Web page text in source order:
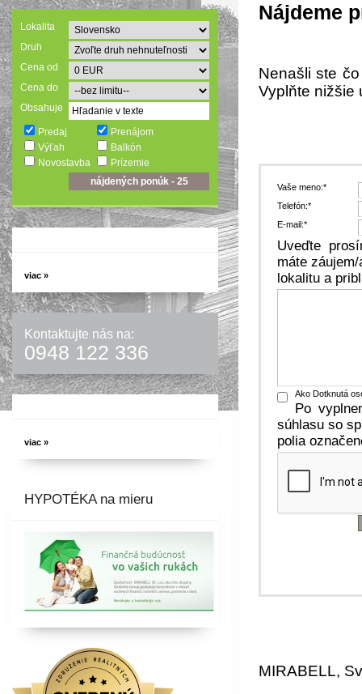
Lokalita
Druh
Cena od
Cena do
Obsahuje
Predaj
Prenájom
Výťah
Balkón
Novostavba
Prízemie
viac »
Kontaktujte nás na:
0948 122 336
viac »
HYPOTÉKA na mieru
Nájdeme
Nenašli ste
Vyplňte nižšie
Vaše meno:*
Telefón:*
E-mail:*
Uveďte
máte
lokalitu a
Ako Dotknutá
Po
súhlasu so
polia
MIRABELL,